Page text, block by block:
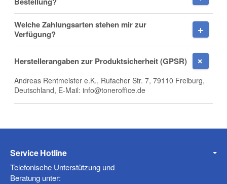
Telefon
Mobiltelefon
Welche Zahlungsarten stehen mir zur
Verfügung?
Herstellerangaben zur Produktsicherheit (GPSR)
Andreas Rentmeister e.K., Rufacher Str. 7, 79110 Freiburg,
Deutschland, E-Mail: info@toneroffice.de
Service Hotline
Telefonische Unterstützung und
Beratung unter: